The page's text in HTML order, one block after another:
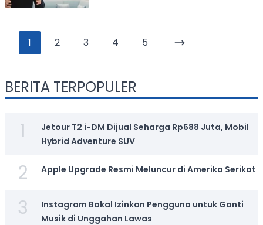
1 2 3 4 5
BERITA TERPOPULER
1
Jetour T2 i-DM Dijual Seharga Rp688 Juta, Mobil
Hybrid Adventure SUV
2 Apple Upgrade Resmi Meluncur di Amerika Serikat
3
Instagram Bakal Izinkan Pengguna untuk Ganti
Musik di Unggahan Lawas